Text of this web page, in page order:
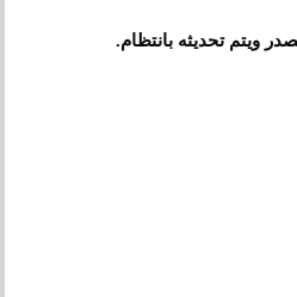
ويتم تحديثه بانتظام.